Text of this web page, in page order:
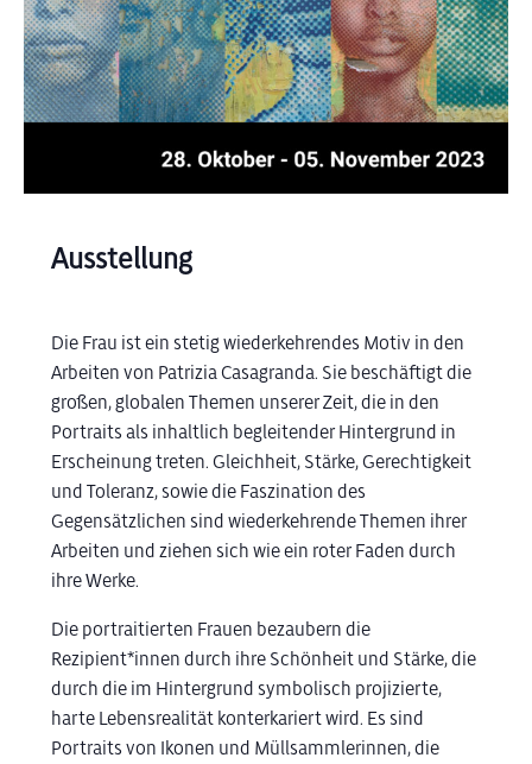
Ausstellung
Die Frau ist ein stetig wiederkehrendes Motiv in den
Arbeiten von Patrizia Casagranda. Sie beschäftigt die
großen, globalen Themen unserer Zeit, die in den
Portraits als inhaltlich begleitender Hintergrund in
Erscheinung treten. Gleichheit, Stärke, Gerechtigkeit
und Toleranz, sowie die Faszination des
Gegensätzlichen sind wiederkehrende Themen ihrer
Arbeiten und ziehen sich wie ein roter Faden durch
ihre Werke.
Die portraitierten Frauen bezaubern die
Rezipient*innen durch ihre Schönheit und Stärke, die
durch die im Hintergrund symbolisch projizierte,
harte Lebensrealität konterkariert wird. Es sind
Portraits von Ikonen und Müllsammlerinnen, die